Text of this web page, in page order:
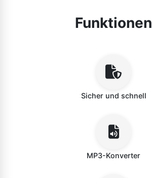
Funktionen
Sicher und schnell
MP3-Konverter